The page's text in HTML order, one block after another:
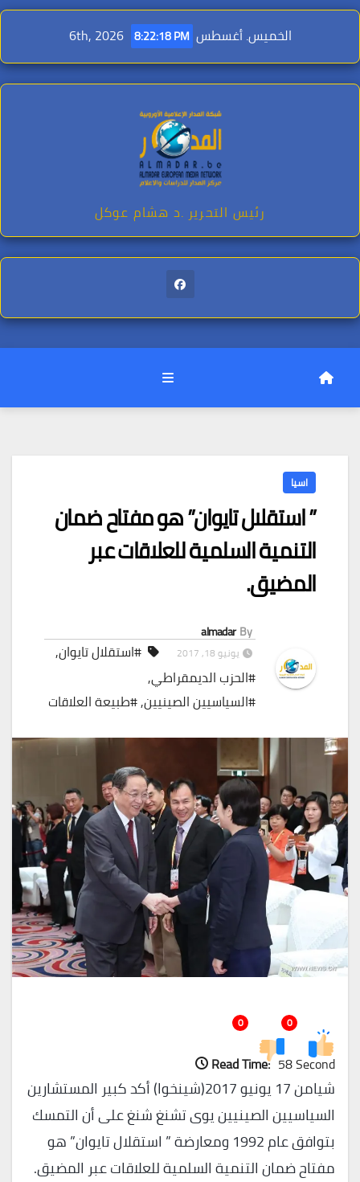
Skip
content
الخميس. أغسطس 6th, 2026 8:22:20 PM
رئيس التحرير .د هشام عوكل
اسيا
” استقلال تايوان” هو مفتاح ضمان
التنمية السلمية للعلاقات عبر
المضيق.
By
almadar
يونيو 18, 2017 #استقلال تايوان,
#الحزب الديمقراطي,
#السياسيين الصينيين,#طبيعة العلاقات
0
0
Read Time: 58 Second
شيامن 17 يونيو 2017(شينخوا) أكد كبير المستشارين
السياسيين الصينيين يوى تشنغ شنغ على أن التمسك
بتوافق عام 1992 ومعارضة ” استقلال تايوان” هو
مفتاح ضمان التنمية السلمية للعلاقات عبر المضيق.